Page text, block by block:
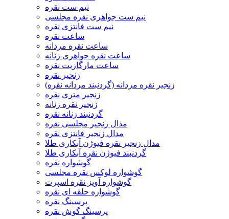
نیم ست نقره
نیم ست جواهری نقره مجلسی
نیم ست فانتزی نقره
ساعت نقره
ساعت نقره مردانه
ساعت نقره جواهری زنانه
ساعت مارگازیت نقره
زنجیر نقره
زنجیر نقره مردانه (گردنبند مردانه نقره)
زنجیر متری نقره
زنجیر نقره زنانه
گردنبند زنانه نقره
مدال زنجیر مجلسی نقره
مدال زنجیر فانتزی نقره
مدال زنجیر نقره فیوژن آبکاری طلا
گردنبند فیوژن نقره آبکاری طلا
گوشواره نقره
گوشواره لوکس نقره مجلسی
گوشواره آویز نقره اسپرت
گوشواره حلقه ای نقره
پرسینگ نقره
پرسینگ گوش نقره